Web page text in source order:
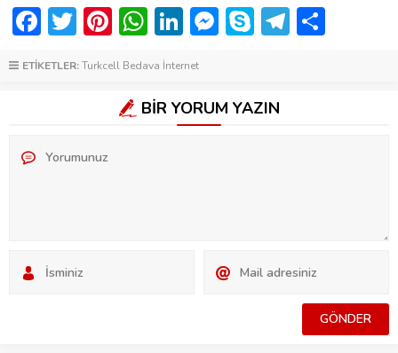
Facebook
Twitter
Pinterest
WhatsApp
LinkedIn
Messenger
Skype
ETİKETLER:Turkcell Bedava İnternet
BİR YORUM YAZIN